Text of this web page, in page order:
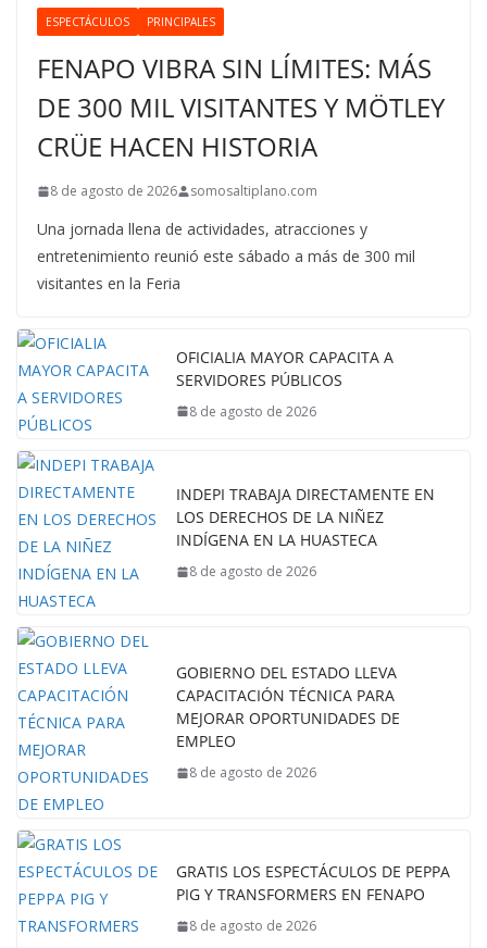
ESPECTÁCULOS PRINCIPALES
FENAPO VIBRA SIN LÍMITES: MÁS
DE 300 MIL VISITANTES Y MÖTLEY
CRÜE HACEN HISTORIA
8 de agosto de 2026 somosaltiplano.com
Una jornada llena de actividades, atracciones y
entretenimiento reunió este sábado a más de 300 mil
visitantes en la Feria
OFICIALIA MAYOR CAPACITA A
SERVIDORES PÚBLICOS
8 de agosto de 2026
INDEPI TRABAJA DIRECTAMENTE EN
LOS DERECHOS DE LA NIÑEZ
INDÍGENA EN LA HUASTECA
8 de agosto de 2026
GOBIERNO DEL ESTADO LLEVA
CAPACITACIÓN TÉCNICA PARA
MEJORAR OPORTUNIDADES DE
EMPLEO
8 de agosto de 2026
GRATIS LOS ESPECTÁCULOS DE PEPPA
PIG Y TRANSFORMERS EN FENAPO
8 de agosto de 2026